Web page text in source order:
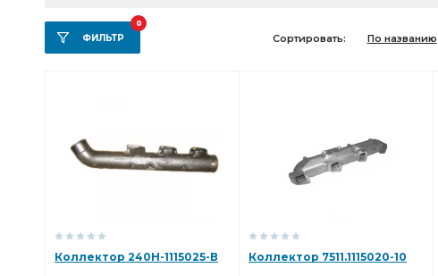
ФИЛЬТР
0
Сортировать: По названию
Коллектор 240Н-1115025-В Коллектор 7511.1115020-10